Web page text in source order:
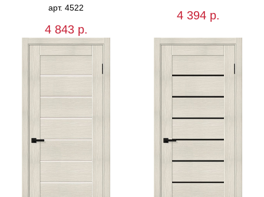
арт. 4522
4 843 р.
4 394 р.